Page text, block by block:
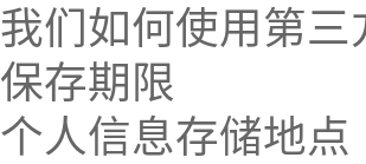
我们如何使用第三
保存期限
个人信息存储地点